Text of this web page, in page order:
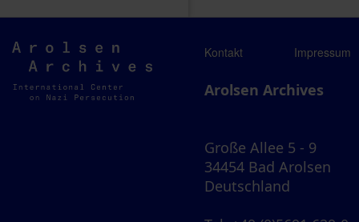
Arolsen
Archives
Kontakt Impressum
Arolsen Archives
Große Allee 5 - 9
34454 Bad Arolsen
Deutschland